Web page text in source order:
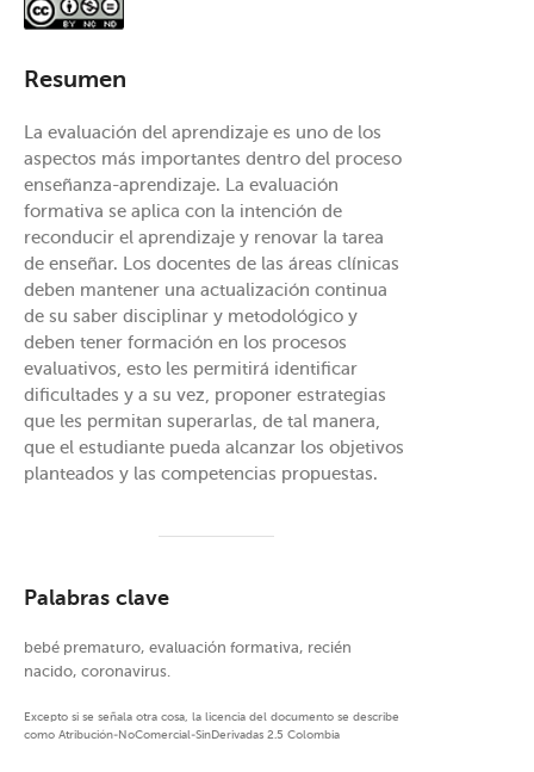
Resumen
La evaluación del aprendizaje es uno de los
aspectos más importantes dentro del proceso
enseñanza-aprendizaje. La evaluación
formativa se aplica con la intención de
reconducir el aprendizaje y renovar la tarea
de enseñar. Los docentes de las áreas clínicas
deben mantener una actualización continua
de su saber disciplinar y metodológico y
deben tener formación en los procesos
evaluativos, esto les permitirá identificar
dificultades y a su vez, proponer estrategias
que les permitan superarlas, de tal manera,
que el estudiante pueda alcanzar los objetivos
planteados y las competencias propuestas.
Palabras clave
bebé prematuro, evaluación formativa, recién
nacido, coronavirus.
Excepto si se señala otra cosa, la licencia del documento se describe
como Atribución-NoComercial-SinDerivadas 2.5 Colombia